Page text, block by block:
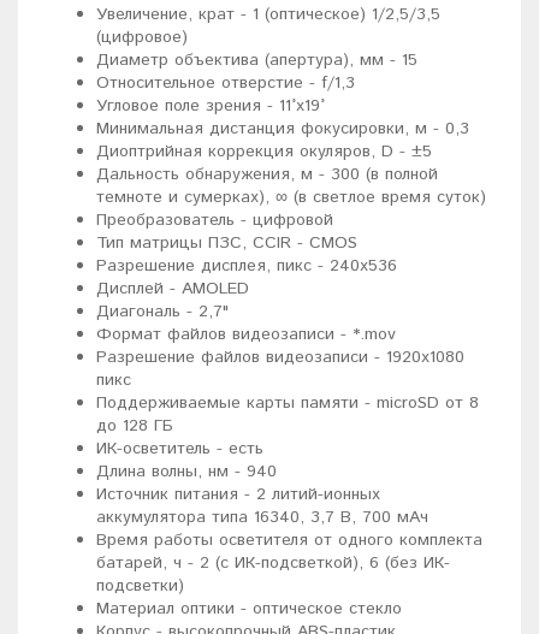
Увеличение, крат - 1 (оптическое) 1/2,5/3,5
(цифровое)
Диаметр объектива (апертура), мм - 15
Относительное отверстие - f/1,3
Угловое поле зрения - 11°х19°
Минимальная дистанция фокусировки, м - 0,3
Диоптрийная коррекция окуляров, D - ±5
Дальность обнаружения, м - 300 (в полной
темноте и сумерках), ∞ (в светлое время суток)
Преобразователь - цифровой
Тип матрицы ПЗС, CCIR - CMOS
Разрешение дисплея, пикс - 240x536
Дисплей - AMOLED
Диагональ - 2,7"
Формат файлов видеозаписи - *.mov
Разрешение файлов видеозаписи - 1920x1080
пикс
Поддерживаемые карты памяти - microSD от 8
до 128 ГБ
ИК-осветитель - есть
Длина волны, нм - 940
Источник питания - 2 литий-ионных
аккумулятора типа 16340, 3,7 В, 700 мАч
Время работы осветителя от одного комплекта
батарей, ч - 2 (с ИК-подсветкой), 6 (без ИК-
подсветки)
Материал оптики - оптическое стекло